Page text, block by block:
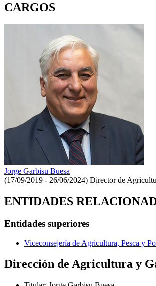
CARGOS
Jorge Garbisu Buesa
(17/09/2019 - 26/06/2024) Director de
ENTIDADES
Entidades superiores
Viceconsejería de Agricultura, Pesca y
Dirección de Agricultura y